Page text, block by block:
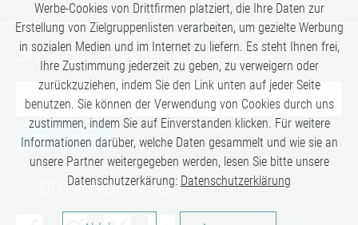
UNSERE EXKLUSIVEN GEHEIMTIPPS SICHERN:
JETZT ANMELDEN
IMMER EINEN BESUCH WERT:
Werbe-Cookies von Drittfirmen platziert, die Ihre Daten zur
Erstellung von Zielgruppenlisten verarbeiten, um gezielte Werbung
in sozialen Medien und im Internet zu liefern. Es steht Ihnen frei,
Ihre Zustimmung jederzeit zu geben, zu verweigern oder
zurückzuziehen, indem Sie den Link unten auf jeder Seite
benutzen. Sie können der Verwendung von Cookies durch uns
zustimmen, indem Sie auf Einverstanden klicken. Für weitere
Informationen darüber, welche Daten gesammelt und wie sie an
unsere Partner weitergegeben werden, lesen Sie bitte unsere
Datenschutzerkärung: Datenschutzerklärung
Analysen